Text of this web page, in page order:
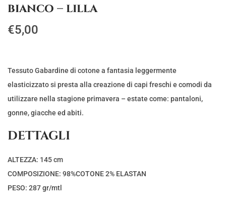
bianco – lilla
€5,00
Tessuto Gabardine di cotone a fantasia leggermente
elasticizzato si presta alla creazione di capi freschi e comodi da
utilizzare nella stagione primavera – estate come: pantaloni,
gonne, giacche ed abiti.
DETTAGLI
ALTEZZA: 145 cm
COMPOSIZIONE: 98%COTONE 2% ELASTAN
PESO: 287 gr/mtl